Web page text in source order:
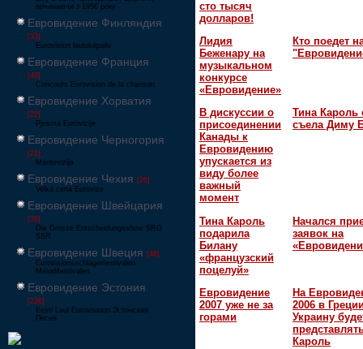
починаючи з 1956 року
Евровидение Финляндия
[33]
Eurovision laulukilpailu
Евровидение Франция
[49]
Concours Eurovision de la chanson
Евровидение Хорватия
[22]
Pjesma Eurovizije
Евровидение Черногория
[21]
Montevizija
Евровидение Чехия [26]
Velká cena Eurovize
Евровидение Швейцария
[35]
Die Grosse Entscheidungsshow SRG
SSR
Евровидение Швеция [48]
Eurovisionsschlagerfestivalen
Melodifestivalen
Евровидение Эстония
[226]
Eesti Laul Eurovisioon Эстонская
Песня
сто тысяч
долларов!
Лидия
Беженару на
музыкальном
конкурсе
«Евровидение»
Кто поедет
В дискуссии о
присоединении
Канады к
Евровидению
упускается из
виду более
важный
момент
Тина Кароль
съела Диму
Тина Кароль
подарила
Билану
«французский
поцелуй»
Начался
заявок на
Евровидение
2007 уже не за
горами
На
2006 в
Украину
Кароль